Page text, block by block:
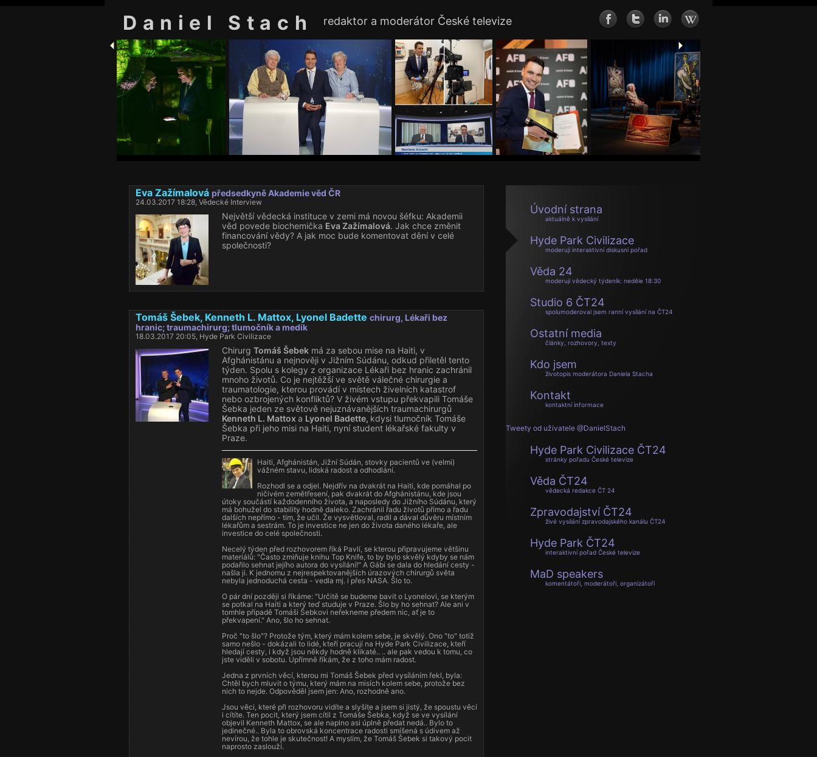
Daniel Stach redaktor a moderátor České televize
Eva Zažímalová předsedkyně Akademie věd ČR
24.03.2017 18:28, Vědecké Interview
Největší vědecká instituce v zemi má novou šéfku: Akademii
věd povede biochemička Eva Zažímalová. Jak chce změnit
financování vědy? A jak moc bude komentovat dění v celé
společnosti?
Tomáš Šebek, Kenneth L. Mattox, Lyonel Badette chirurg, Lékaři bez
hranic; traumachirurg; tlumočník a medik
18.03.2017 20:05, Hyde Park Civilizace
Chirurg Tomáš Šebek má za sebou mise na Haiti, v
Afghánistánu a nejnověji v Jižním Súdánu, odkud přiletěl tento
týden. Spolu s kolegy z organizace Lékaři bez hranic zachránil
mnoho životů. Co je nejtěžší ve světě válečné chirurgie a
traumatologie, kterou provádí v místech živelních katastrof
nebo ozbrojených konfliktů? V živém vstupu překvapili Tomáše
Šebka jeden ze světově nejuznávanějších traumachirurgů
Kenneth L. Mattox a Lyonel Badette, kdysi tlumočník Tomáše
Šebka při jeho misi na Haiti, nyní student lékařské fakulty v
Praze.
Haiti, Afghánistán, Jižní Súdán, stovky pacientů ve (velmi)
vážném stavu, lidská radost a odhodlání.
Rozhodl se a odjel. Nejdřív na dvakrát na Haiti, kde pomáhal po
ničivém zemětřesení, pak dvakrát do Afghánistánu, kde jsou
útoky součástí každodenního života, a naposledy do Jižního Súdánu, který
má bohužel do stability hodně daleko. Zachránil řadu životů přímo a řadu
dalších nepřímo - tím, že učil. Že vysvětloval, radil a dával důvěru místním
lékařům a sestrám. To je investice ne jen do života daného lékaře, ale
investice do celé společnosti.
Necelý týden před rozhovorem říká Pavlí, se kterou připravujeme většinu
materiálů: "Často zmiňuje knihu Top Knife, to by bylo skvělý kdyby se nám
podařilo sehnat jejího autora do vysílání!" A Gábi se dala do hledání cesty -
našla ji. K jednomu z nejrespektovanějších úrazových chirurgů světa
nebyla jednoduchá cesta - vedla mj. i přes NASA. Šlo to.
O pár dní později si říkáme: "Určitě se budeme bavit o Lyonelovi, se kterým
se potkal na Haiti a který teď studuje v Praze. Šlo by ho sehnat? Ale ani v
tomhle případě Tomáši Šebkovi neřekneme předem nic, ať je to
překvapení." Ano, šlo ho sehnat.
Proč "to šlo"? Protože tým, který mám kolem sebe, je skvělý. Ono "to" totiž
samo nešlo - dokázali to lidé, kteří pracují na Hyde Park Civilizace, kteří
hledají cesty, i když jsou někdy hodně klikaté.. .. ale pak vedou k tomu, co
jste viděli v sobotu. Upřímně říkám, že z toho mám radost.
Jedna z prvních věcí, kterou mi Tomáš Šebek před vysíláním řekl, byla:
Chtěl bych mluvit o týmu, který mám na misích kolem sebe, protože bez
nich to nejde. Odpověděl jsem jen: Ano, rozhodně ano.
Jsou věci, které při rozhovoru vidíte a slyšíte a jsem si jistý, že spoustu věcí
i cítíte. Ten pocit, který jsem cítil z Tomáše Šebka, když se ve vysílání
objevil Kenneth Mattox, se ale naplno asi úplně předat nedá.. Bylo to
jedinečné.. Byla to obrovská koncentrace radosti smíšená s údivem až
nevírou, že tohle je skutečnost! A myslím, že Tomáš Šebek si takový pocit
naprosto zaslouží.
Úvodní strana
aktuálně k vysílání
Hyde Park Civilizace
moderuji interaktivní diskusní pořad
Věda 24
moderuji vědecký týdeník: neděle 18:30
Studio 6 ČT24
spolumoderoval jsem ranní vysílání na ČT24
Ostatní media
články, rozhovory, texty
Kdo jsem
životopis moderátora Daniela Stacha
Kontakt
kontaktní informace
Tweety od uživatele @DanielStach
Hyde Park Civilizace ČT24
stránky pořadu České televize
Věda ČT24
vědecká redakce ČT 24
Zpravodajství ČT24
živé vysílání zpravodajského kanálu ČT24
Hyde Park ČT24
interaktivní pořad České televize
MaD speakers
komentátoři, moderátoři, organizátoři